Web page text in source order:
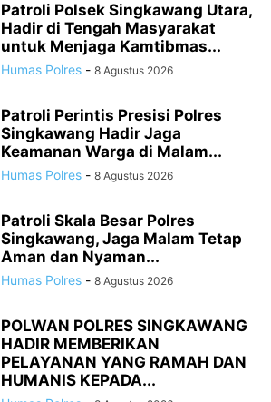
Patroli Polsek Singkawang Utara,
Hadir di Tengah Masyarakat
untuk Menjaga Kamtibmas...
Humas Polres - 8 Agustus 2026
Patroli Perintis Presisi Polres
Singkawang Hadir Jaga
Keamanan Warga di Malam...
Humas Polres - 8 Agustus 2026
Patroli Skala Besar Polres
Singkawang, Jaga Malam Tetap
Aman dan Nyaman...
Humas Polres - 8 Agustus 2026
POLWAN POLRES SINGKAWANG
HADIR MEMBERIKAN
PELAYANAN YANG RAMAH DAN
HUMANIS KEPADA...